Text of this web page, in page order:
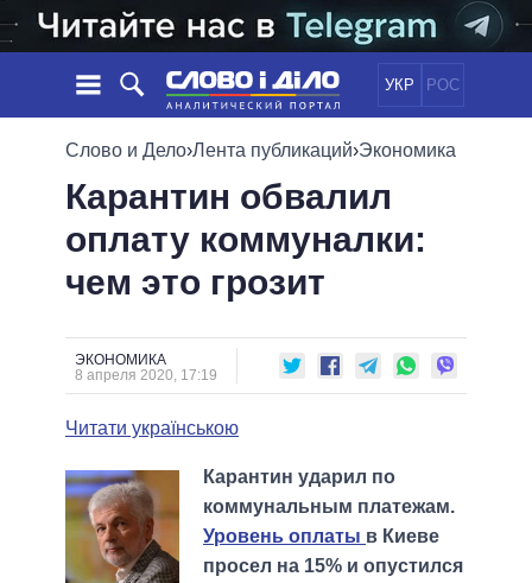
УКР РОС
НОВОСТИ
ЛЕНТА
СОБЫТИЯ
СТАТЬИ
ОБЗОРЫ
ДАЙДЖЕСТЫ
ПОЛИТИКА
ЭКОНОМИКА
ОБЩЕСТВО
ОБЕЩАНИЯ
ПОЛИТИКИ
ВСЕ ПОЛИТИКИ
ПРЕЗИДЕНТ И ОФИС
ВЕРХОВНАЯ РАДА
МЭРЫ
ВСЕ ПЕРСОНЫ
ИНФОГРАФИКА
ВИДЕО
Слово и Дело›Лента публикаций›Экономика
Карантин обвалил
оплату коммуналки:
чем это грозит
ЭКОНОМИКА
8 апреля 2020, 17:19
Читати українською
Карантин ударил по
коммунальным платежам.
Уровень оплаты в Киеве
просел на 15% и опустился